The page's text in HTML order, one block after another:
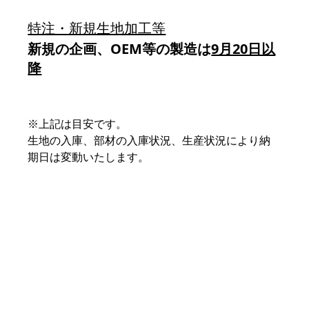
特注・新規生地加工等
新規の企画、OEM等の製造は9月20日以
降
※上記は目安です。
生地の入庫、部材の入庫状況、生産状況により納
期日は変動いたします。